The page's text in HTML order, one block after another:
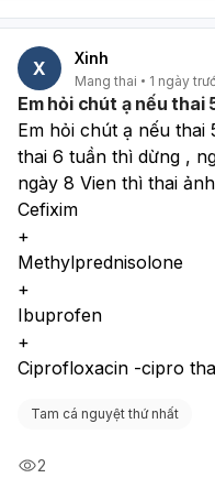
X Xinh
Mang thai 1 ngày
Em hỏi chút ạ nếu thai
Em hỏi chút ạ nếu
thai 6 tuần thì dừng ,
ngày 8 Vien thì thai
Cefixim
+
Methylprednisolone
+
Ibuprofen
+
Ciprofloxacin -cipro
Tam cá nguyệt thứ nhất
2